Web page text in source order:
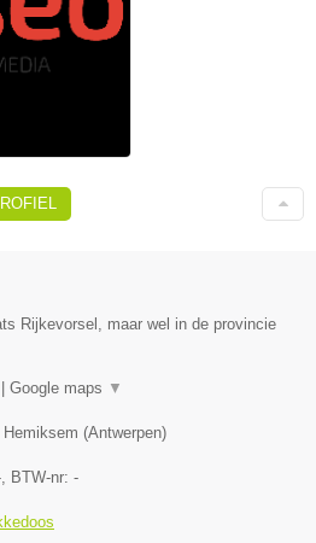
Rijkevorsel, maar wel in de provincie
Google maps ▼
Hemiksem (Antwerpen)
, BTW-nr: -